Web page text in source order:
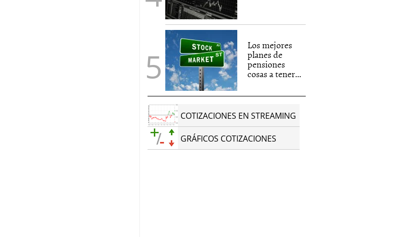
Los mejores
planes de
pensiones
cosas a tener...
COTIZACIONES EN STREAMING
GRÁFICOS COTIZACIONES